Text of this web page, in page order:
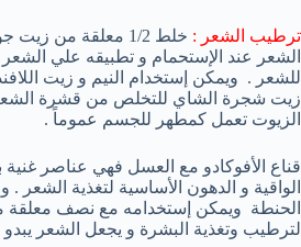
ترطيب الشعر :
خلط 1/2 معلقة من
الشعر عند الإستحمام و تطبيقه علي
للشعر . ويمكن إستخدام النيم و زيت
زيت شجرة الشاي للتخلص من قشرة
الزيوت تعمل كمطهر للجسم عموماً .
قناع الأفوكادو مع العسل فهي عناصر
الواقية و الدهون الأساسية لتغذية الشعر
الحنطة ويمكن إستخدامه مع نصف معلقة
لترطيب وتغذية البشرة و يجعل الشعر يبدو